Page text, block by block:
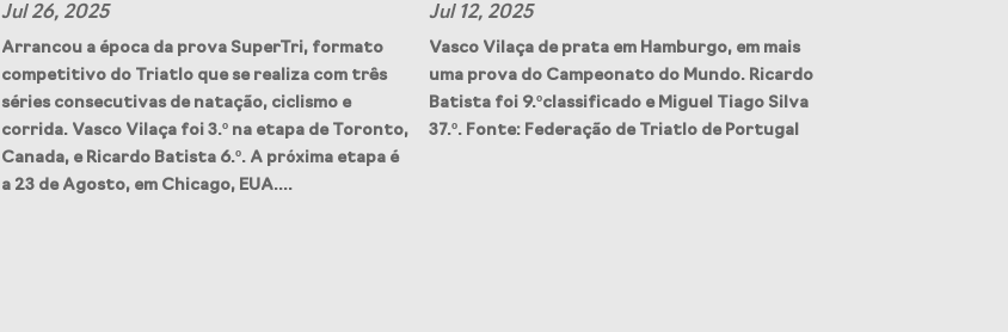
Jul 26, 2025
Arrancou a época da prova SuperTri, formato
competitivo do Triatlo que se realiza com três
séries consecutivas de natação, ciclismo e
corrida. Vasco Vilaça foi 3.º na etapa de Toronto,
Canada, e Ricardo Batista 6.º. A próxima etapa é
a 23 de Agosto, em Chicago, EUA....
Jul 12, 2025
Vasco Vilaça de prata em Hamburgo, em mais
uma prova do Campeonato do Mundo. Ricardo
Batista foi 9.ºclassificado e Miguel Tiago Silva
37.º. Fonte: Federação de Triatlo de Portugal